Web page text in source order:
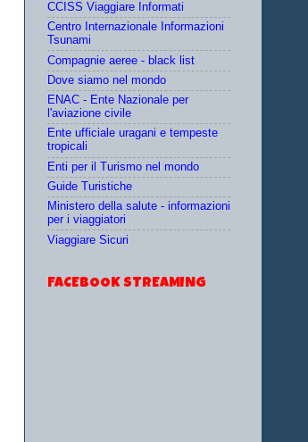
CCISS Viaggiare Informati
Centro Internazionale Informazioni
Tsunami
Compagnie aeree - black list
Dove siamo nel mondo
ENAC - Ente Nazionale per
l'aviazione civile
Ente ufficiale uragani e tempeste
tropicali
Enti per il Turismo nel mondo
Guide Turistiche
Ministero della salute - informazioni
per i viaggiatori
Viaggiare Sicuri
FACEBOOK STREAMING